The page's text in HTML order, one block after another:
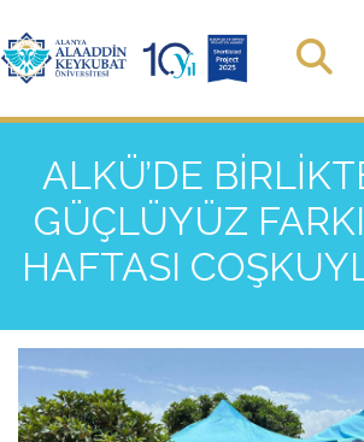
ALKÜ’DE
GÜÇLÜYÜZ
HAFTASI